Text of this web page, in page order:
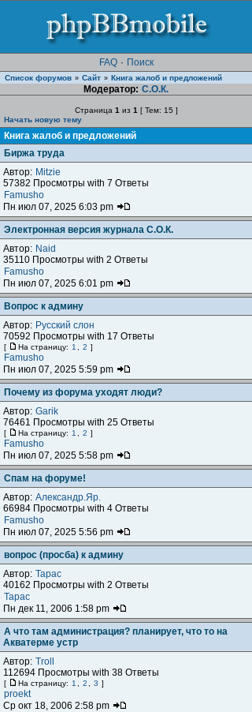
FAQ · Поиск
Список форумов » Сайт » Книга жалоб и предложений
Модератор: С.О.К.
Страница 1 из 1 [ Тем: 15 ]
Начать новую тему
Книга жалоб и предложений
Биржа труда
Автор: Mitzie
57382 Просмотры with 7 Ответы
Famusho
Пн июл 07, 2025 6:03 pm
Электронная версия журнала С.О.К.
Автор: Naid
35110 Просмотры with 2 Ответы
Famusho
Пн июл 07, 2025 6:01 pm
Вопрос к админу
Автор: Русский слон
70592 Просмотры with 17 Ответы
[ На страницу: 1 2 ]
Famusho
Пн июл 07, 2025 5:59 pm
Почему из форума уходят люди?
Автор: Garik
76461 Просмотры with 25 Ответы
[ На страницу: 1 2 ]
Famusho
Пн июл 07, 2025 5:58 pm
Спам на форуме!
Автор: Александр.Яр.
66984 Просмотры with 4 Ответы
Famusho
Пн июл 07, 2025 5:56 pm
вопрос (просба) к админу
Автор: Тарас
40162 Просмотры with 2 Ответы
Тарас
Пн дек 11, 2006 1:58 pm
А что там администрация? планирует, что то на
Акватерме устр
Автор: Troll
112694 Просмотры with 38 Ответы
[ На страницу: 1 2 3 ]
proekt
Ср окт 18, 2006 2:58 pm